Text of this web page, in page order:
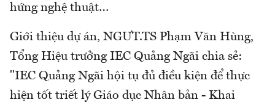
hứng nghệ thuật…
Giới thiệu dự án, NGƯT.TS Phạm Văn Hùng,
Tổng Hiệu trưởng IEC Quảng Ngãi chia sẻ:
"IEC Quảng Ngãi hội tụ đủ điều kiện để thực
hiện tốt triết lý Giáo dục Nhân bản - Khai